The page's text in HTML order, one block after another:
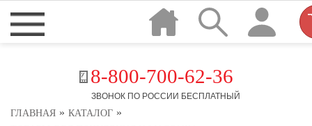
8-800-700-62-36
ЗВОНОК ПО РОССИИ БЕСПЛАТНЫЙ
ГЛАВНАЯ » КАТАЛОГ »